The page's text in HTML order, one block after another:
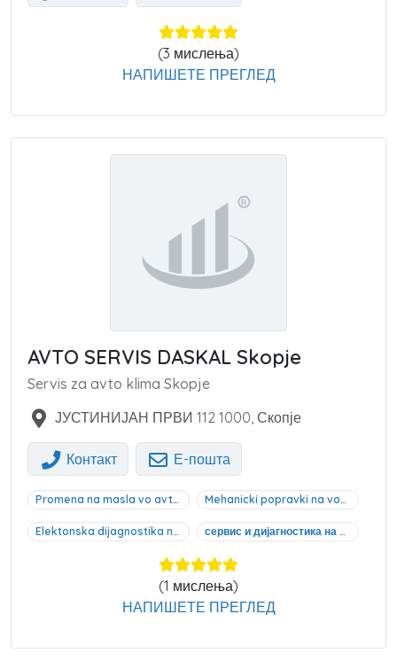
(3 мислења)
НАПИШЕТЕ ПРЕГЛЕД
AVTO SERVIS DASKAL Skopje
Servis za avto klima Skopje
ЈУСТИНИЈАН ПРВИ 112 1000 Скопје
Контакт Е-пошта
Promena na masla vo avtomatski menuvac Skopje Mehanicki popravki na vozila Skopje
Elektonska dijagnostika na vozila Skopje сервис и дијагностика на возила Скопје
(1 мислења)
НАПИШЕТЕ ПРЕГЛЕД